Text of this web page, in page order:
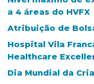
a 4 áreas do HVFX
Atribuição de
Hospital Vila
Healthcare
Dia Mundial da